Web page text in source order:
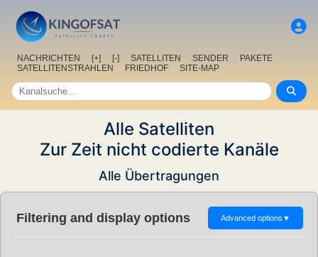
NACHRICHTEN [+] [-] SATELLITEN SENDER
PAKETE
SATELLITENSTRAHLEN
FRIEDHOF SITE-MAP
Alle Satelliten
Zur Zeit nicht codierte Kanäle
Alle Übertragungen
Filtering and display options Advanced options ▼